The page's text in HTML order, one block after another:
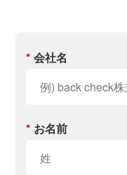
* 会社名
* お名前